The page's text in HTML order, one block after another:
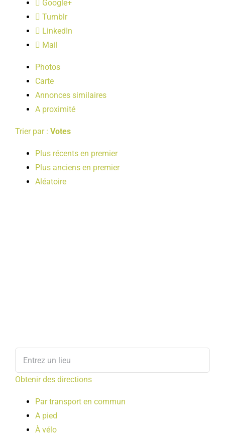
PUBLICATIONS
Google+
Tumblr
LinkedIn
Mail
Photos
Carte
Annonces similaires
A proximité
Trier par : Votes
Plus récents en premier
Plus anciens en premier
Aléatoire
Obtenir des directions
Par transport en commun
A pied
À vélo